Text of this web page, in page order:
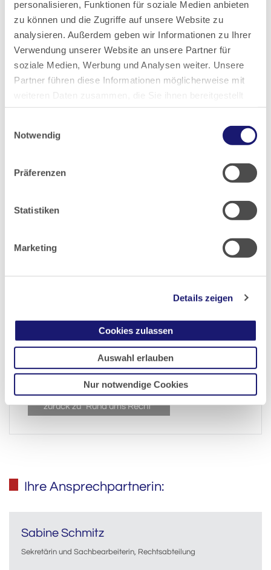
personalisieren, Funktionen für soziale Medien anbieten
zu können und die Zugriffe auf unsere Website zu
analysieren. Außerdem geben wir Informationen zu Ihrer
Verwendung unserer Website an unsere Partner für
soziale Medien, Werbung und Analysen weiter. Unsere
Partner führen diese Informationen möglicherweise mit
haben oder die sie im Rahmen Ihrer Nutzung der Dienste
Notwendig
Präferenzen
Statistiken
Marketing
Details zeigen
Cookies zulassen
Auswahl erlauben
Nur notwendige Cookies
wir dies im Antrag zu vermerken. Eine Weiterleitung ist uns aus
Datenschutzgründen nur möglich, wenn das ausdrückliche
Einverständnis hierfür vorliegt.
Für weitere Fragen steht Ihnen die zuständige Sachbearbeiterin,
Sabine Schmitz, per E-Mail überrechtsabteilung@laekh.de oder
Publikationen und Merkblätter
Rechtsfragen zum Gebührenrecht
Ärztliche Dokumentation nach Gewalthandlungen
Datenschutz/DSGVO
Ombudspersonen
zurück zu "Rund ums Recht"
Ihre Ansprechpartnerin:
Sabine Schmitz
Sekretärin und Sachbearbeiterin, Rechtsabteilung